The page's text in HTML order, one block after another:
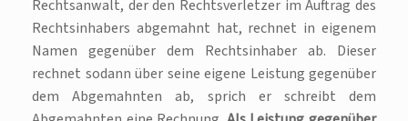
Rechtsanwalt, der den Rechtsverletzer im Auftrag des
Rechtsinhabers abgemahnt hat, rechnet in eigenem
Namen gegenüber dem Rechtsinhaber ab. Dieser
rechnet sodann über seine eigene Leistung gegenüber
dem Abgemahnten ab, sprich er schreibt dem